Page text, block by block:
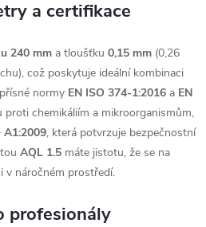
a certifikace
240 mm a tloušťku 0,15 mm (0,26
což poskytuje ideální kombinaci
normy EN ISO 374-1:2016 a EN
proti chemikáliím a mikroorganismům,
A1:2009, která potvrzuje bezpečnostní
AQL 1.5 máte jistotu, že se na
v náročném prostředí.
profesionály